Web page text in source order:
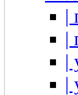
|
|
|
|